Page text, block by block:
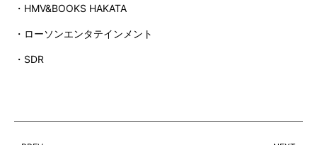
・HMV&BOOKS HAKATA
・ローソンエンタテインメント
・SDR